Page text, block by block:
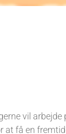
vil
at få en